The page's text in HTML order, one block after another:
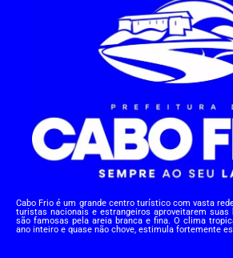
Cabo Frio é um grande centro turístico com vasta
turistas nacionais e estrangeiros aproveitarem suas
são famosas pela areia branca e fina. O clima
ano inteiro e quase não chove, estimula fortemente